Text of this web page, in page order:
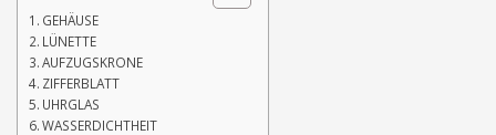
GEHÄUSE
LÜNETTE
AUFZUGSKRONE
ZIFFERBLATT
UHRGLAS
WASSERDICHTHEIT